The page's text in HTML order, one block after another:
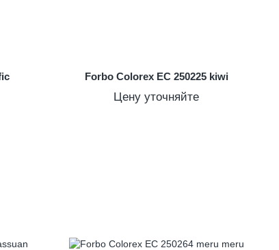
Forbo Colorex EC 250225 kiwi
Цену уточняйте